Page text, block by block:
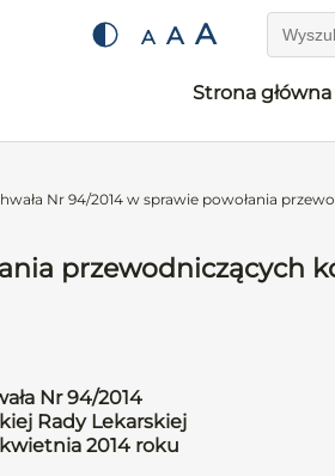
A A A
Strona główna
Nr 94/2014 w sprawie powołania
przewodniczących
Nr 94/2014
Rady Lekarskiej
2014 roku